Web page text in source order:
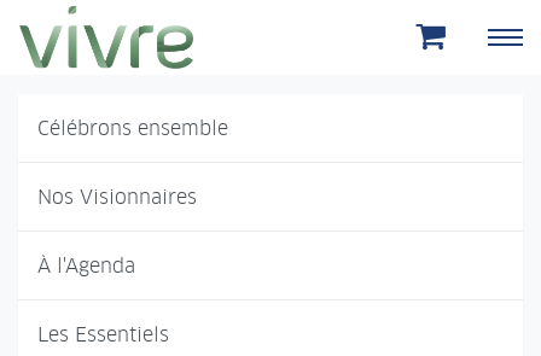
Aller au menu principal
Aller au contenu principal
Célébrons ensemble
Nos Visionnaires
À l'Agenda
Les Essentiels